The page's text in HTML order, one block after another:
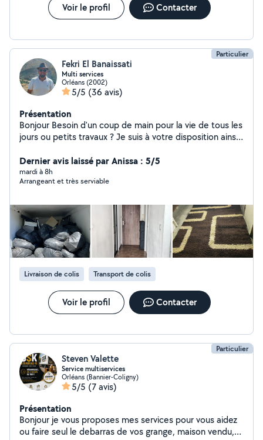
Voir le profil Contacter
Particulier
Fekri El Banaissati
Multi services
Orléans (2002)
5/5 (36 avis)
Présentation
Bonjour Besoin d'un coup de main pour la vie de tous les
jours ou petits travaux ? Je suis à votre disposition ainsi
besoins : -Enlèvement d'encombrants -Dépôts en
déchetterie -meubles et divers objets -Petits travaux
ainsi que électrique et aides diverses -Location de
moquettes et tissus Service sérieux, rapide et soigné.
N'hésitez pas à me contacter pour toute demande
d'information . À bientôt !
Dernier avis laissé par Anissa : 5/5
mardi à 8h
Arrangeant et très serviable
Livraison de colis Transport de colis
Voir le profil Contacter
Particulier
Steven Valette
Service multiservices
Orléans (Bannier-Coligny)
5/5 (7 avis)
Présentation
Bonjour je vous proposes mes services pour vous aidez
ou faire seul le debarras de vos grange, maison vendu,